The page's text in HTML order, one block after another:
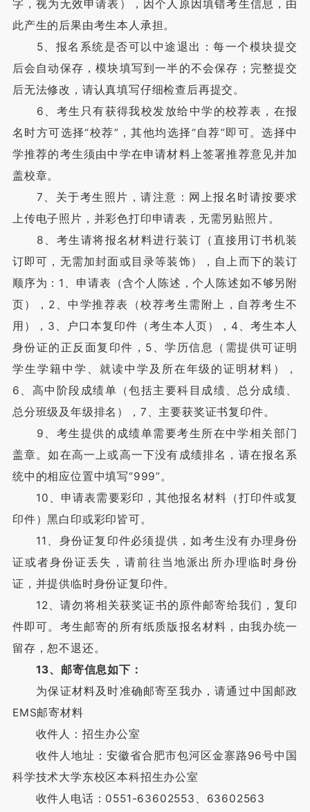
字，视为无效申请表），因个人原因填错考生信息，由
此产生的后果由考生本人承担。
5、报名系统是否可以中途退出：每一个模块提交
后会自动保存，模块填写到一半的不会保存；完整提交
后无法修改，请认真填写仔细检查后再提交。
6、考生只有获得我校发放给中学的校荐表，在报
名时方可选择“校荐”，其他均选择“自荐”即可。选择中
学推荐的考生须由中学在申请材料上签署推荐意见并加
盖校章。
7、关于考生照片，请注意：网上报名时请按要求
上传电子照片，并彩色打印申请表，无需另贴照片。
8、考生请将报名材料进行装订（直接用订书机装
订即可，无需加封面或目录等装饰），自上而下的装订
顺序为：1、申请表（含个人陈述，个人陈述如不够另附
页），2、中学推荐表（校荐考生需附上，自荐考生不
用），3、户口本复印件（考生本人页），4、考生本人
身份证的正反面复印件，5、学历信息（需提供可证明
学生学籍中学、就读中学及所在年级的证明材料），
6、高中阶段成绩单（包括主要科目成绩、总分成绩、
总分班级及年级排名），7、主要获奖证书复印件。
9、考生提供的成绩单需要考生所在中学相关部门
盖章。如在高一上或高一下没有成绩排名，请在报名系
统中的相应位置中填写“999”。
10、申请表需要彩印，其他报名材料（打印件或复
印件）黑白印或彩印皆可。
11、身份证复印件必须提供，如考生没有办理身份
证或者身份证丢失，请前往当地派出所办理临时身份
证，并提供临时身份证复印件。
12、请勿将相关获奖证书的原件邮寄给我们，复印
件即可。考生邮寄的所有纸质版报名材料，由我办统一
留存，恕不退还。
13、邮寄信息如下：
为保证材料及时准确邮寄至我办，请通过中国邮政
EMS邮寄材料
收件人：招生办公室
收件人地址：安徽省合肥市包河区金寨路96号中国
科学技术大学东校区本科招生办公室
收件人电话：0551-63602553、63602563